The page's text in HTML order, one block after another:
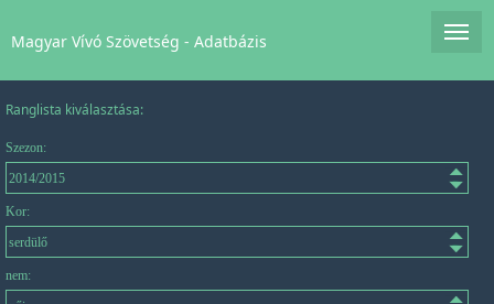
Magyar Vívó Szövetség - Adatbázis
Ranglista kiválasztása:
Szezon:
Kor:
nem: